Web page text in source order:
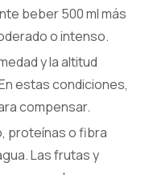
beber 500 ml más
o intenso.
y la altitud
estas condiciones,
compensar.
proteínas o fibra
Las frutas y